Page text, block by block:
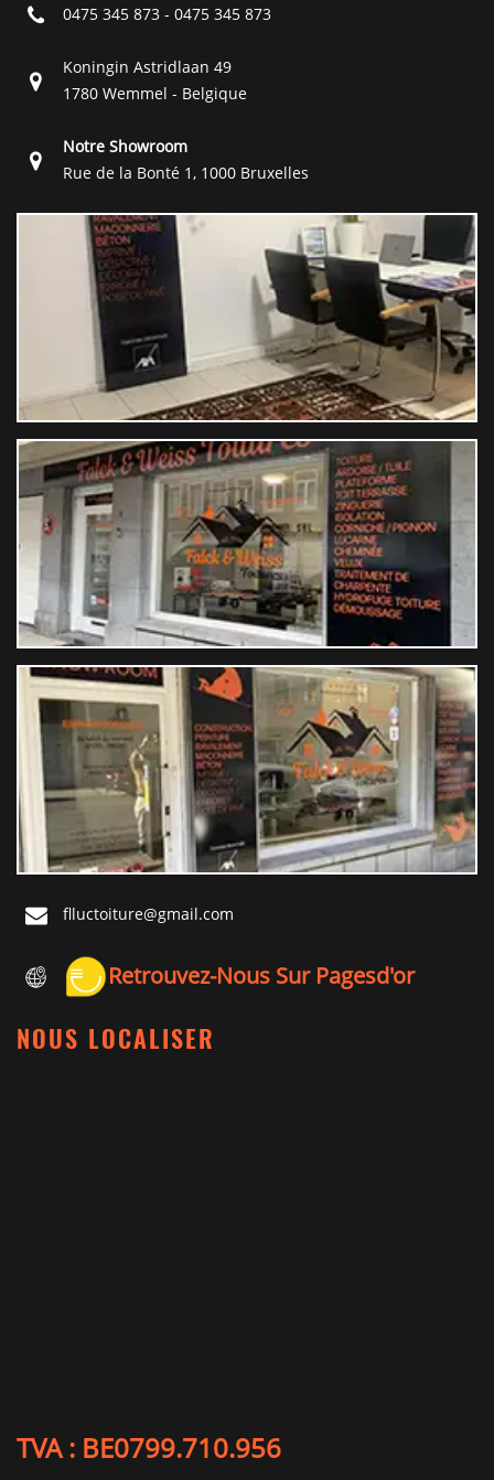
0475 345 873 - 0475 345 873
Koningin Astridlaan 49
1780 Wemmel - Belgique
Notre Showroom
Rue de la Bonté 1, 1000 Bruxelles
flluctoiture@gmail.com
Retrouvez-Nous Sur Pagesd'or
NOUS LOCALISER
TVA : BE0799.710.956